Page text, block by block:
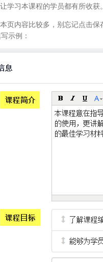
学习本课程的学员都有所收
本页内容比较多，别忘记点击保
示例：